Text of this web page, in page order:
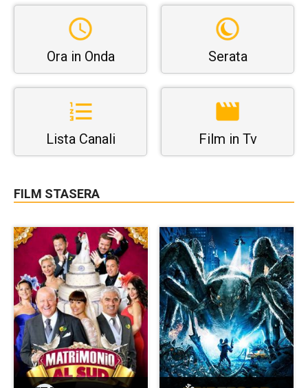
Ora in Onda Serata
Lista Canali Film in Tv
FILM STASERA